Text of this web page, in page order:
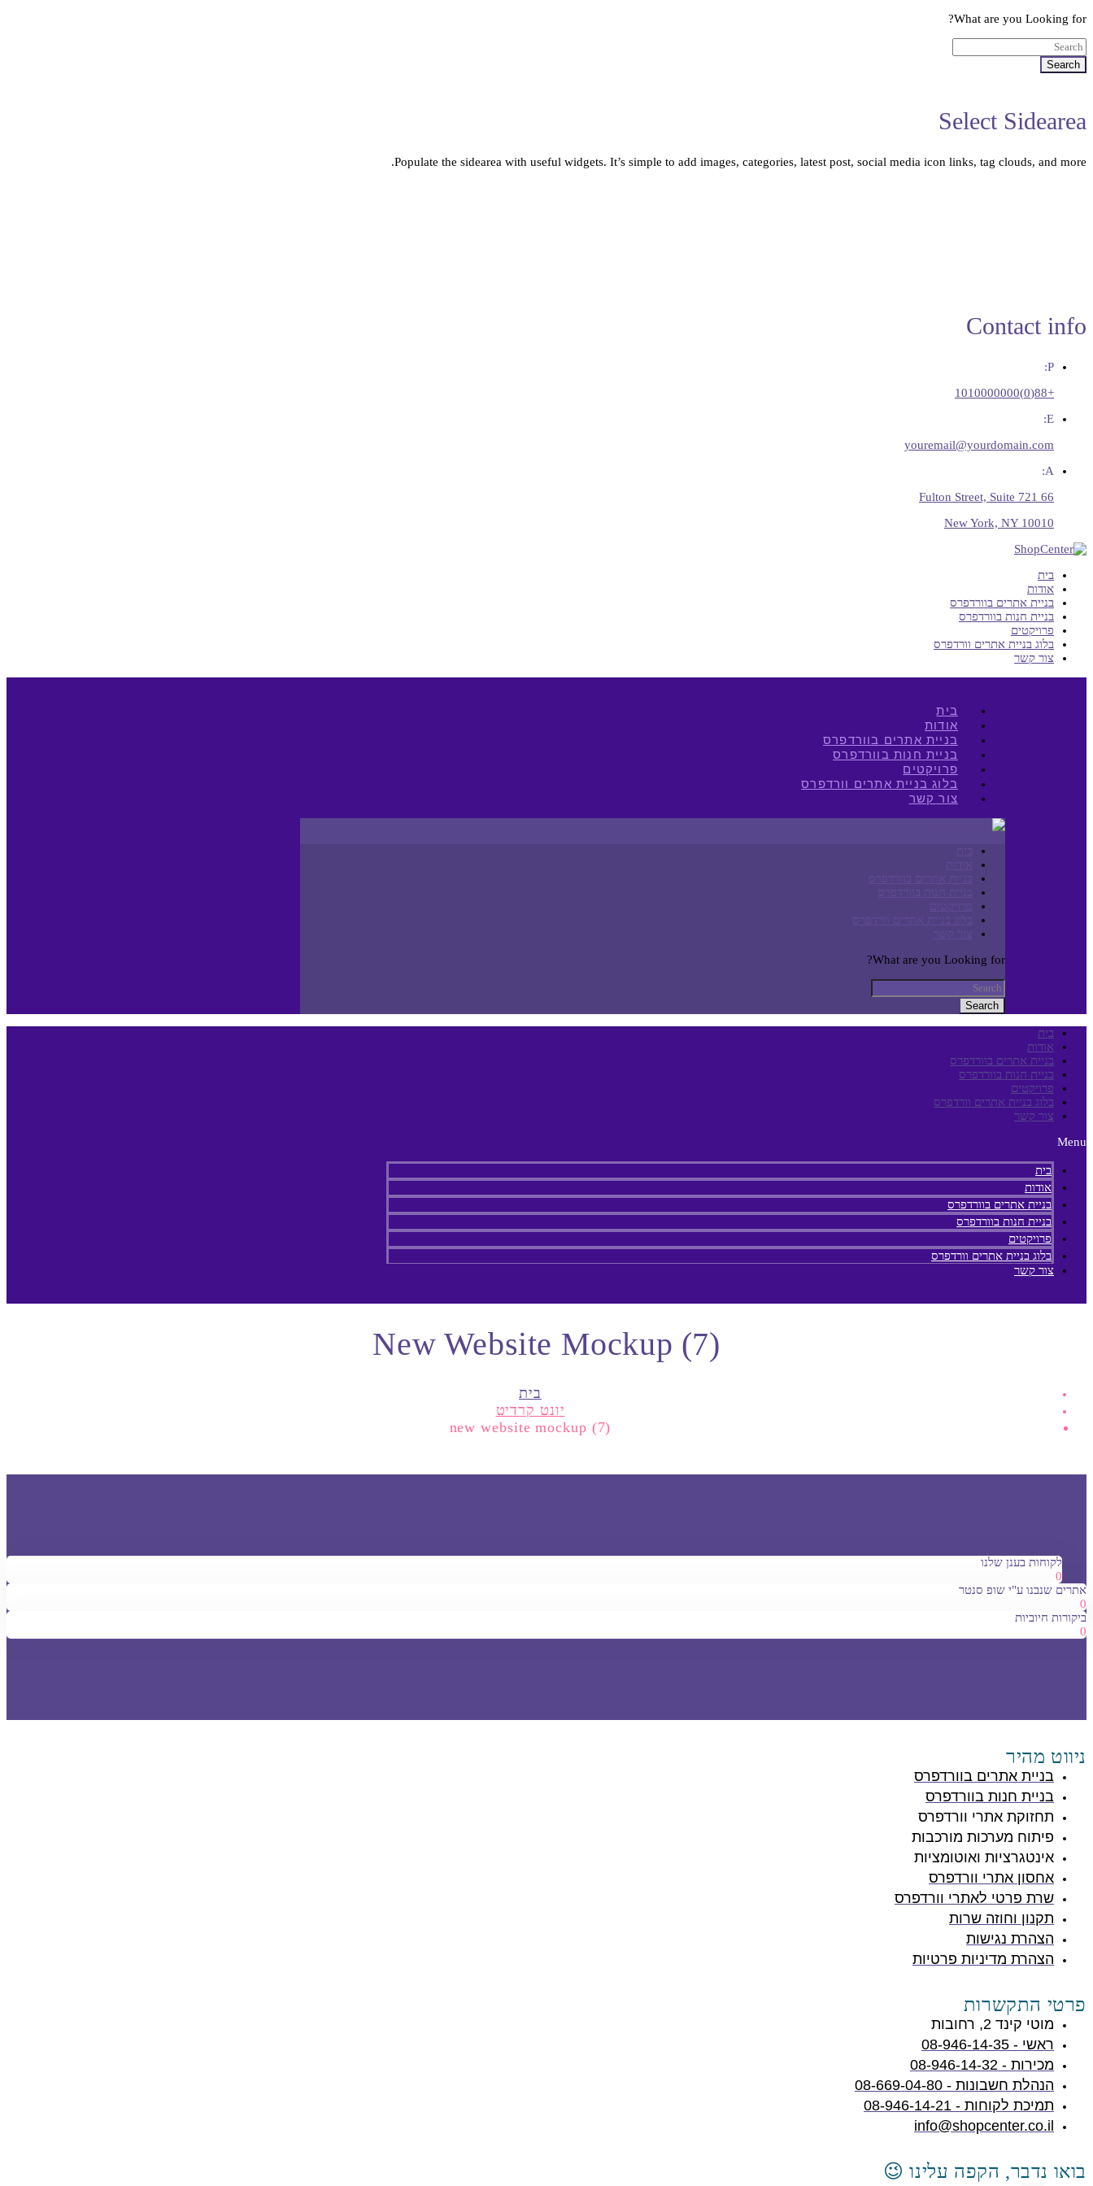
What are you Looking for?
Search
Select Sidearea
Populate the sidearea with useful widgets. It’s simple to add images, categories, latest post, social media icon links, tag clouds, and more.
Contact info
P:
+88(0)1010000000
E:
youremail@yourdomain.com
A:
66 Fulton Street, Suite 721
New York, NY 10010
בית
אודות
בניית אתרים בוורדפרס
בניית חנות בוורדפרס
פרויקטים
בלוג בניית אתרים וורדפרס
צור קשר
בית
אודות
בניית אתרים בוורדפרס
בניית חנות בוורדפרס
פרויקטים
בלוג בניית אתרים וורדפרס
צור קשר
בית
אודות
בניית אתרים בוורדפרס
בניית חנות בוורדפרס
פרויקטים
בלוג בניית אתרים וורדפרס
צור קשר
What are you Looking for?
Search
בית
אודות
בניית אתרים בוורדפרס
בניית חנות בוורדפרס
פרויקטים
בלוג בניית אתרים וורדפרס
צור קשר
Menu
בית
אודות
בניית אתרים בוורדפרס
בניית חנות בוורדפרס
פרויקטים
בלוג בניית אתרים וורדפרס
צור קשר
New Website Mockup (7)
בית
יונט קרדיט
new website mockup (7)
לקוחות בענן שלנו
0
אתרים שנבנו ע"י שופ סנטר
0
ביקורות חיוביות
0
ניווט מהיר
בניית אתרים בוורדפרס
בניית חנות בוורדפרס
תחזוקת אתרי וורדפרס
פיתוח מערכות מורכבות
אינטגרציות ואוטומציות
אחסון אתרי וורדפרס
שרת פרטי לאתרי וורדפרס
תקנון וחוזה שרות
הצהרת נגישות
הצהרת מדיניות פרטיות
פרטי התקשרות
מוטי קינד 2, רחובות
ראשי - 08-946-14-35
מכירות - 08-946-14-32
הנהלת חשבונות - 08-669-04-80
תמיכת לקוחות - 08-946-14-21
info@shopcenter.co.il
בואו נדבר, הקפה עלינו 😉